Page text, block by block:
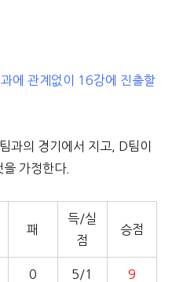
에 관계없이 16강에 진출할
과의 경기에서 지고, D팀이
가정한다.
패
득/실
점
승점
0 5/1 9